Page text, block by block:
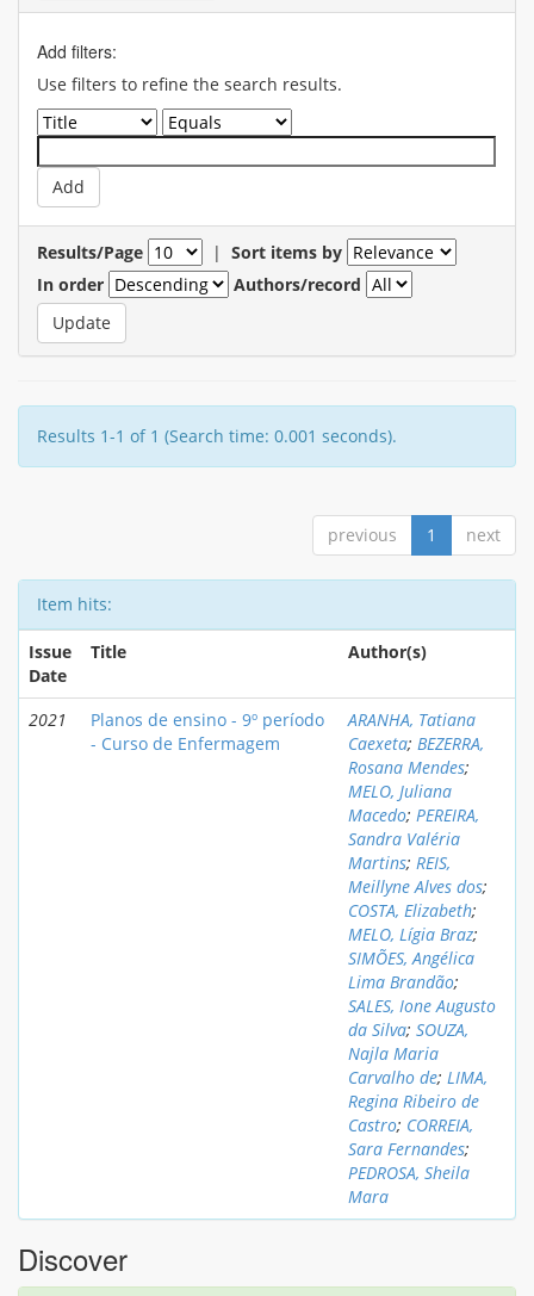
Add filters:
Use filters to refine the search results.
Results/Page | Sort items by
In order
Authors/record
Results 1-1 of 1 (Search time: 0.001 seconds).
previous 1 next
Item hits:
Issue
Date
Title Author(s)
2021
Planos de ensino - 9º período
- Curso de Enfermagem
ARANHA, Tatiana
Caexeta; BEZERRA,
Rosana Mendes;
MELO, Juliana
Macedo; PEREIRA,
Sandra Valéria
Martins; REIS,
Meillyne Alves dos;
COSTA, Elizabeth;
MELO, Lígia Braz;
SIMÕES, Angélica
Lima Brandão;
SALES, Ione Augusto
da Silva; SOUZA,
Najla Maria
Carvalho de; LIMA,
Regina Ribeiro de
Castro; CORREIA,
Sara Fernandes;
PEDROSA, Sheila
Mara
Discover